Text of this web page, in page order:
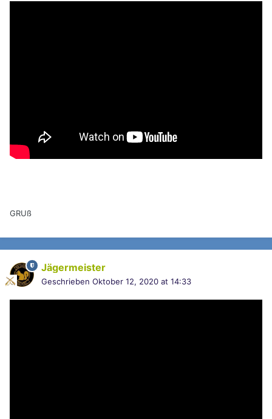
GRUß
Jägermeister
Geschrieben Oktober 12, 2020 at 14:33